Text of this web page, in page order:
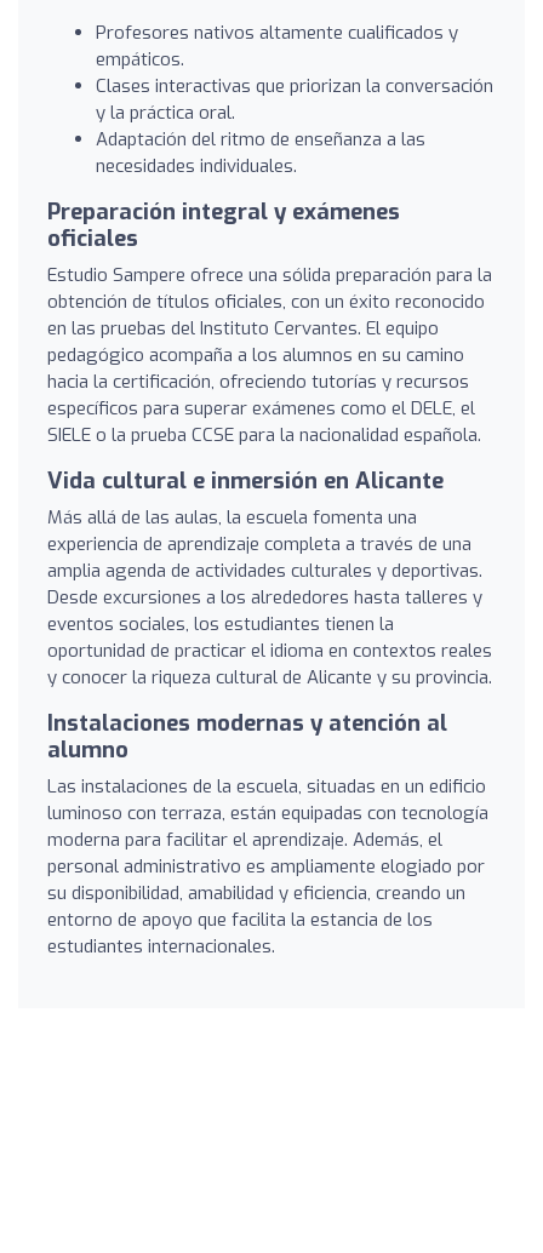
Profesores nativos altamente cualificados y
empáticos.
Clases interactivas que priorizan la conversación
y la práctica oral.
Adaptación del ritmo de enseñanza a las
necesidades individuales.
Preparación integral y exámenes
oficiales
Estudio Sampere ofrece una sólida preparación para la
obtención de títulos oficiales, con un éxito reconocido
en las pruebas del Instituto Cervantes. El equipo
pedagógico acompaña a los alumnos en su camino
hacia la certificación, ofreciendo tutorías y recursos
específicos para superar exámenes como el DELE, el
SIELE o la prueba CCSE para la nacionalidad española.
Vida cultural e inmersión en Alicante
Más allá de las aulas, la escuela fomenta una
experiencia de aprendizaje completa a través de una
amplia agenda de actividades culturales y deportivas.
Desde excursiones a los alrededores hasta talleres y
eventos sociales, los estudiantes tienen la
oportunidad de practicar el idioma en contextos reales
y conocer la riqueza cultural de Alicante y su provincia.
Instalaciones modernas y atención al
alumno
Las instalaciones de la escuela, situadas en un edificio
luminoso con terraza, están equipadas con tecnología
moderna para facilitar el aprendizaje. Además, el
personal administrativo es ampliamente elogiado por
su disponibilidad, amabilidad y eficiencia, creando un
entorno de apoyo que facilita la estancia de los
estudiantes internacionales.